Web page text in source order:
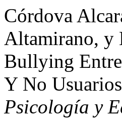
Córdova
Altamirano, y
Bullying Entre
Y No
Psicología y